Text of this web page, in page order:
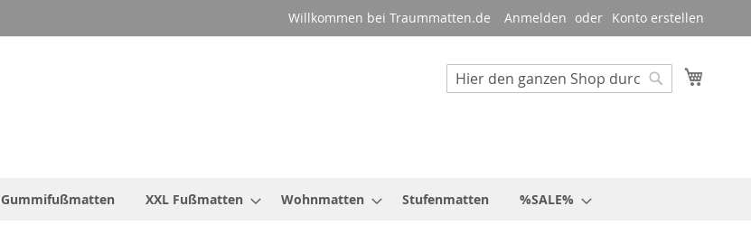
Willkommen bei Traummatten.de Anmelden Konto erstellen
Suche
Gummifußmatten XXL Fußmatten Wohnmatten Stufenmatten %SALE%